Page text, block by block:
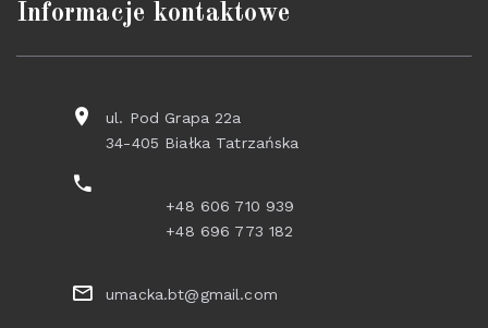
Informacje kontaktowe
ul. Pod Grapa 22a
34-405 Białka Tatrzańska
+48 606 710 939
+48 696 773 182
umacka.bt@gmail.com